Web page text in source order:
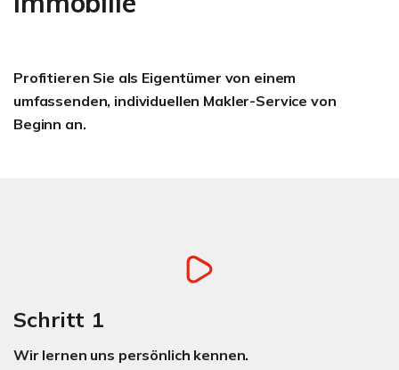
Profitieren Sie als Eigentümer von einem
umfassenden, individuellen Makler-Service von
Beginn an.
Schritt 1
Wir lernen uns persönlich kennen.